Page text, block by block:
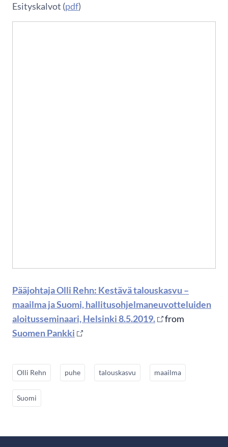
Esityskalvot (pdf)
Pääjohtaja Olli Rehn: Kestävä talouskasvu –
maailma ja Suomi, hallitusohjelmaneuvotteluiden
aloitusseminaari, Helsinki 8.5.2019.
from
Suomen Pankki
Olli Rehn puhe talouskasvu maailma
Suomi